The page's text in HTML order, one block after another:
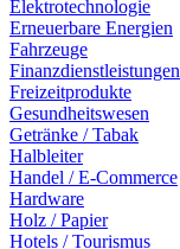
Elektrotechnologie
Erneuerbare Energien
Fahrzeuge
Finanzdienstleistungen
Freizeitprodukte
Gesundheitswesen
Getränke / Tabak
Halbleiter
Handel / E-Commerce
Hardware
Holz / Papier
Hotels / Tourismus